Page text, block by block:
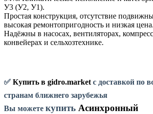
У3 (У2, У1).
Простая конструкция, отсутствие
высокая ремонтопригодность и низкая цена.
Надёжны в насосах, вентиляторах,
конвейерах и сельхозтехнике.
✅ Купить в gidro.market с доставкой по
странам ближнего зарубежья
Вы можете купить Асинхронный